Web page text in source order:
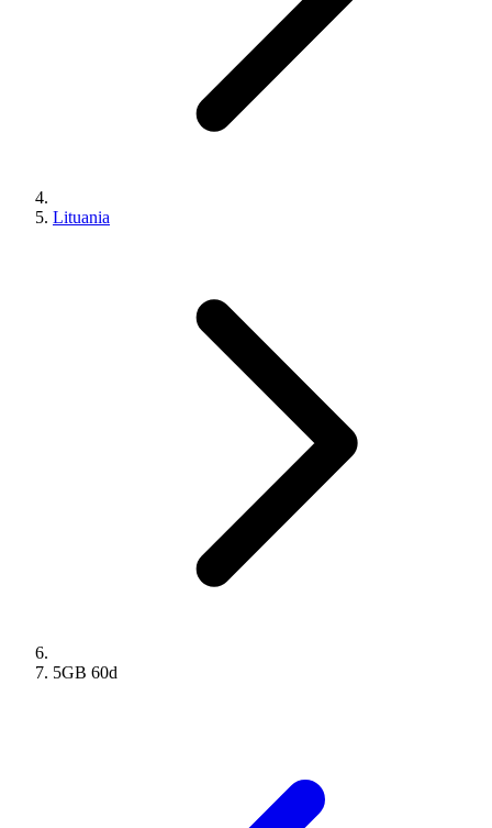
Lituania
5GB 60d